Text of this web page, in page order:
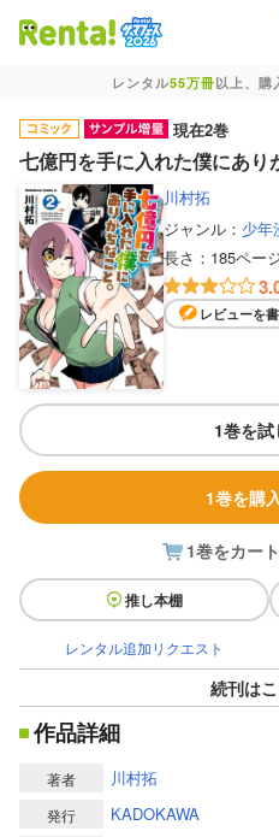
レンタル55万冊以上、購
現在2巻
七億円を手に入れた僕にあり
川村拓
ジャンル： 少年
長さ： 185ペー
レビューを書
1巻を
1巻を購
1巻をカー
推し本棚
レンタル追加リクエスト
続刊は
作品詳細
著者 川村拓
発行 KADOKAWA